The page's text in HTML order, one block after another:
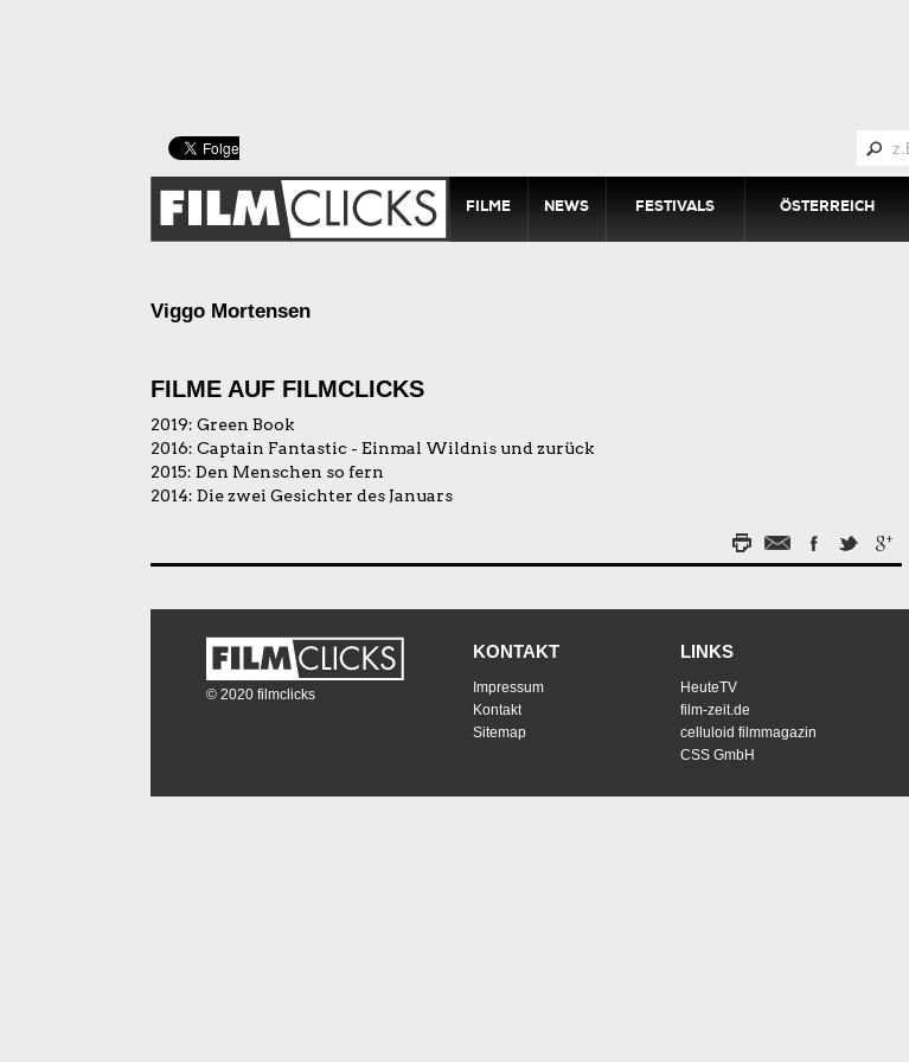
FILME NEWS FESTIVALS ÖSTERREICH
Viggo Mortensen
FILME AUF FILMCLICKS
2019: Green Book
2016: Captain Fantastic - Einmal Wildnis und zurück
2015: Den Menschen so fern
2014: Die zwei Gesichter des Januars
© 2020 filmclicks
KONTAKT
Impressum
Kontakt
Sitemap
LINKS
HeuteTV
film-zeit.de
celluloid filmmagazin
CSS GmbH